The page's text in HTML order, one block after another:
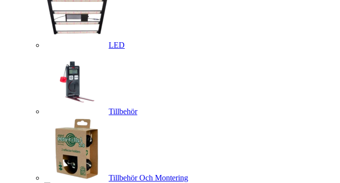
LED
Tillbehör
Tillbehör Och Montering